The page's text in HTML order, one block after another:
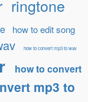
ringtone
how to edit song
how to convert mp3 to wav
how to convert
mp3 to